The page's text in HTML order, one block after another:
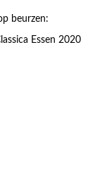
beurzen:
Essen 2020